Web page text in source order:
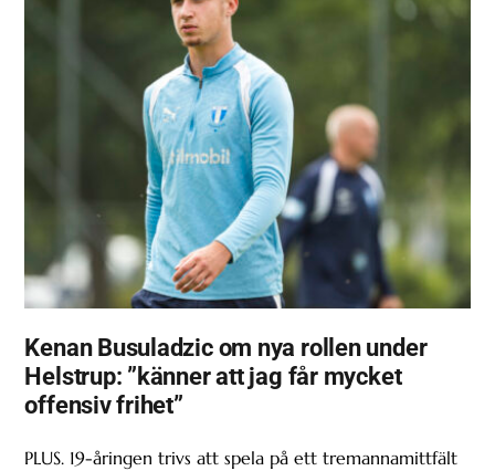
Kenan Busuladzic om nya rollen under
Helstrup: ”känner att jag får mycket
offensiv frihet”
PLUS. 19-åringen trivs att spela på ett tremannamittfält